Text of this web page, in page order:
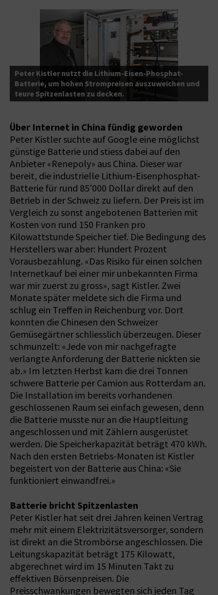
Peter Kistler nutzt die Lithium-Eisen-Phosphat-
Batterie, um hohen Strompreisen auszuweichen und
teure Spitzenlasten zu decken.
Über Internet in China fündig geworden
Peter Kistler suchte auf Google eine möglichst
günstige Batterie und stiess dabei auf den
Anbieter «Renepoly» aus China. Dieser war
bereit, die industrielle Lithium-Eisenphosphat-
Batterie für rund 85'000 Dollar direkt auf den
Betrieb in der Schweiz zu liefern. Der Preis ist im
Vergleich zu sonst angebotenen Batterien mit
Kosten von rund 150 Franken pro
Kilowattstunde Speicher tief. Die Bedingung des
Herstellers war aber: Hundert Prozent
Vorausbezahlung. «Das Risiko für einen solchen
Internetkauf bei einer mir unbekannten Firma
war mir zuerst zu gross», sagt Kistler. Zwei
Monate später meldete sich die Firma und
schlug ein Treffen in Reichenburg vor. Dort
konnten die Chinesen den Schweizer
Gemüsegärtner schliesslich überzeugen. Dieser
schmunzelt: «Jede von mir nachgefragte
verlangte Anforderung der Batterie nickten sie
ab.» Im letzten Herbst kam die drei Tonnen
schwere Batterie per Camion aus Rotterdam an.
Die Installation im bereits vorhandenen
geschlossenen Raum sei einfach gewesen, denn
die Batterie musste nur an die Hauptleitung
angeschlossen und mit Zählern ausgerüstet
werden. Die Speicherkapazität beträgt 470 kWh.
Nach den ersten Betriebs-Monaten ist Kistler
begeistert von der Batterie aus China: «Sie
funktioniert einwandfrei.»
Batterie bricht Spitzenlasten
Peter Kistler hat seit drei Jahren keinen Vertrag
mehr mit einem Elektrizitätsversorger, sondern
ist direkt an die Strombörse angeschlossen. Die
Leitungskapazität beträgt 175 Kilowatt,
abgerechnet wird im 15 Minuten Takt zu
effektiven Börsenpreisen. Die
Preisschwankungen bewegten sich jeden Tag